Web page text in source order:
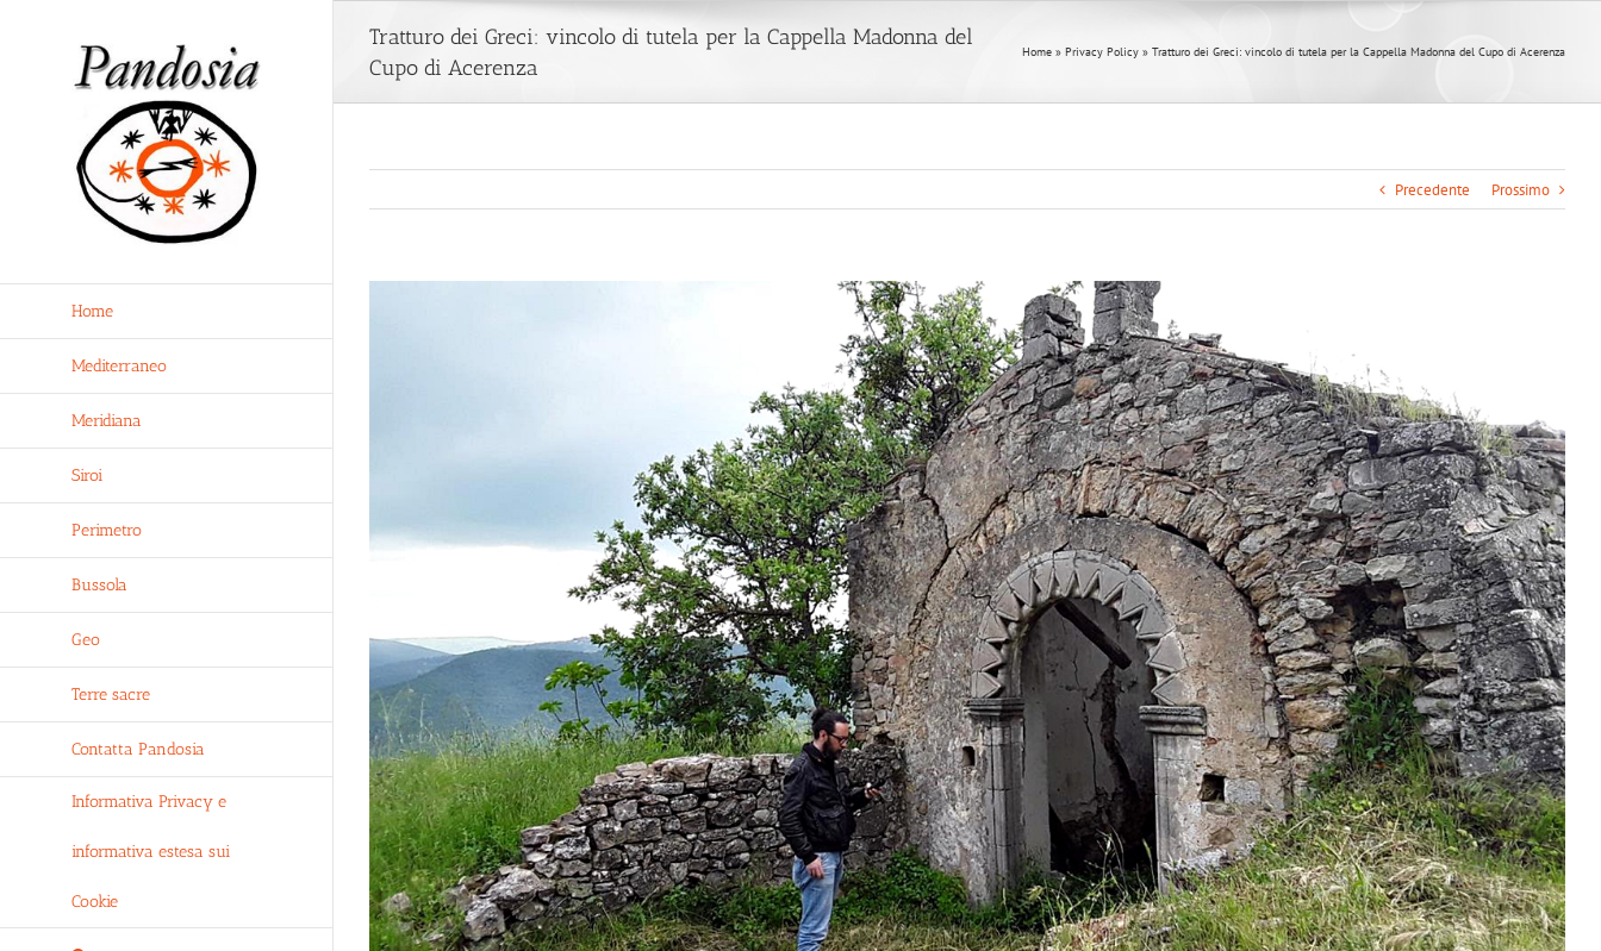
Home
Mediterraneo
Meridiana
Siroi
Perimetro
Bussola
Geo
Terre sacre
Contatta Pandosia
Informativa Privacy e
informativa estesa sui
Cookie
Tratturo dei Greci: vincolo di tutela per la Cappella Madonna del
Cupo di Acerenza
Home » Privacy Policy » Tratturo dei Greci: vincolo di tutela per la Cappella Madonna del Cupo di Acerenza
Precedente Prossimo